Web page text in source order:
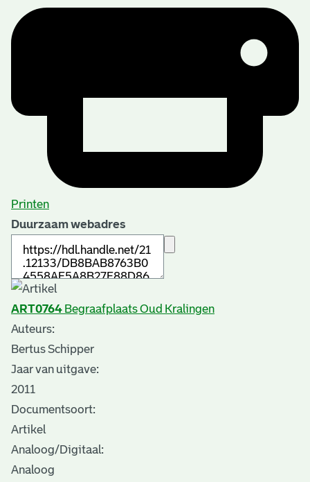
Printen
Duurzaam webadres
ART0764 Begraafplaats Oud Kralingen
Auteurs:
Bertus Schipper
Jaar van uitgave:
2011
Documentsoort:
Artikel
Analoog/Digitaal:
Analoog